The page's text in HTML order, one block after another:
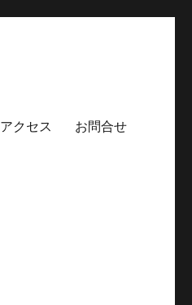
アクセス お問合せ